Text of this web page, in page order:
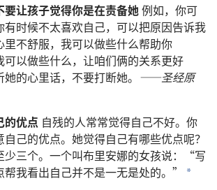
要让孩子觉得你是在责备她例如，你可
时候不太喜欢自己，可以把原因告诉我
不舒服，我可以做些什么帮助你
以做些什么，让咱们俩的关系更好
的心里话，不要打断她。 ——圣经原
的优点 自残的人常常觉得自己不好。你
己的优点。她觉得自己有哪些优点呢？
少三个。一个叫布里安娜的女孩说：“写
我看出自己并不是一无是处的。”
*